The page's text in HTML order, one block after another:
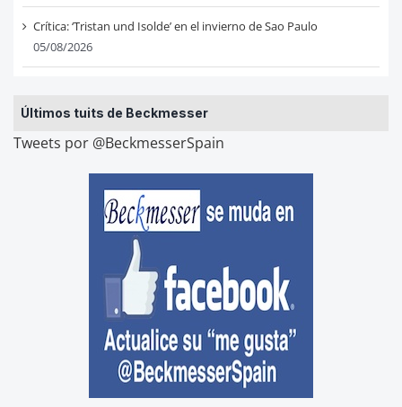
Crítica: ‘Tristan und Isolde’ en el invierno de Sao Paulo
05/08/2026
Últimos tuits de Beckmesser
Tweets por @BeckmesserSpain